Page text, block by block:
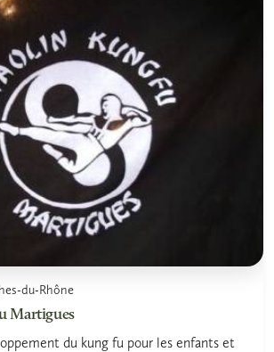
du-Rhône
Martigues
du kung fu pour les enfants et